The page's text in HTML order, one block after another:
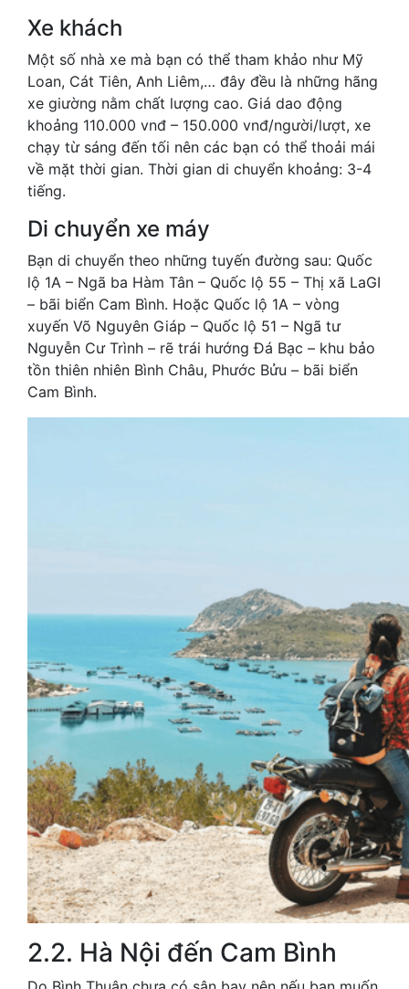
Xe khách
Một số nhà xe mà bạn có thể tham khảo như Mỹ
Loan, Cát Tiên, Anh Liêm,… đây đều là những hãng
xe giường nằm chất lượng cao. Giá dao động
khoảng 110.000 vnđ – 150.000 vnđ/người/lượt, xe
chạy từ sáng đến tối nên các bạn có thể thoải mái
về mặt thời gian. Thời gian di chuyển khoảng: 3-4
tiếng.
Di chuyển xe máy
Bạn di chuyển theo những tuyến đường sau: Quốc
lộ 1A – Ngã ba Hàm Tân – Quốc lộ 55 – Thị xã LaGI
– bãi biển Cam Bình. Hoặc Quốc lộ 1A – vòng
xuyến Võ Nguyên Giáp – Quốc lộ 51 – Ngã tư
Nguyễn Cư Trình – rẽ trái hướng Đá Bạc – khu bảo
tồn thiên nhiên Bình Châu, Phước Bửu – bãi biển
Cam Bình.
2.2. Hà Nội đến Cam Bình